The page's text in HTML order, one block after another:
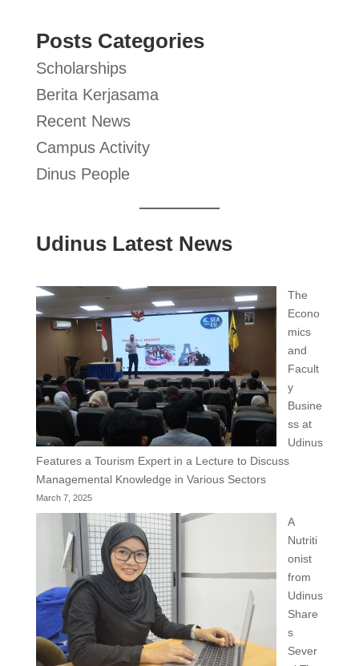
Posts Categories
Scholarships
Berita Kerjasama
Recent News
Campus Activity
Dinus People
Udinus Latest News
The
Econo
mics
and
Facult
y
Busine
ss at
Udinus
Features a Tourism Expert in a Lecture to Discuss
Managemental Knowledge in Various Sectors
March 7, 2025
A
Nutriti
onist
from
Udinus
Share
s
Sever